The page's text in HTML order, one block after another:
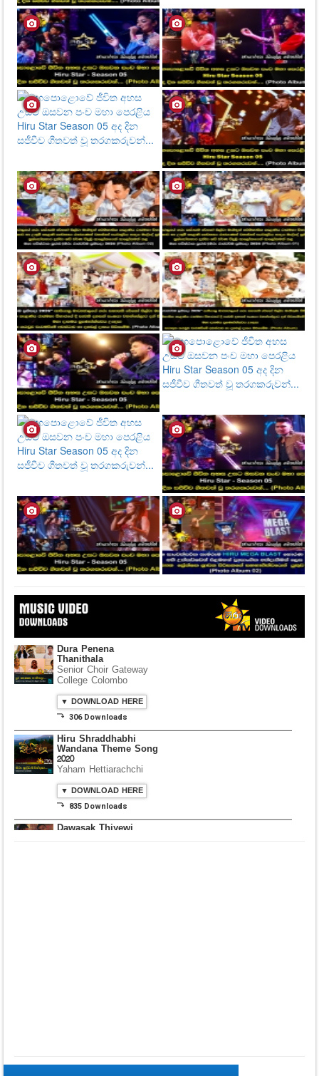
Dura Penena
Thanithala
Senior Choir Gateway
College Colombo
▼ DOWNLOAD HERE
⤵ 306 Downloads
Hiru Shraddhabhi
Wandana Theme Song
2020
Yaham Hettiarachchi
▼ DOWNLOAD HERE
⤵ 835 Downloads
Dawasak Thiyewi
Sanka Dineth